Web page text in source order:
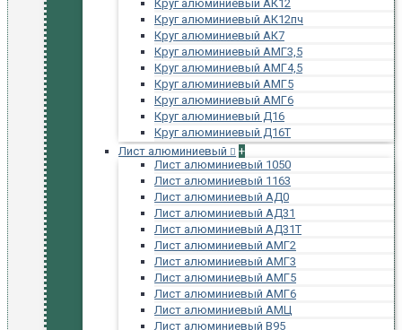
Круг алюминиевый АК12
Круг алюминиевый АК12пч
Круг алюминиевый АК7
Круг алюминиевый АМГ3,5
Круг алюминиевый АМГ4,5
Круг алюминиевый АМГ5
Круг алюминиевый АМГ6
Круг алюминиевый Д16
Круг алюминиевый Д16Т
Лист алюминиевый
+
Лист алюминиевый 1050
Лист алюминиевый 1163
Лист алюминиевый АД0
Лист алюминиевый АД31
Лист алюминиевый АД31Т
Лист алюминиевый АМГ2
Лист алюминиевый АМГ3
Лист алюминиевый АМГ5
Лист алюминиевый АМГ6
Лист алюминиевый АМЦ
Лист алюминиевый В95